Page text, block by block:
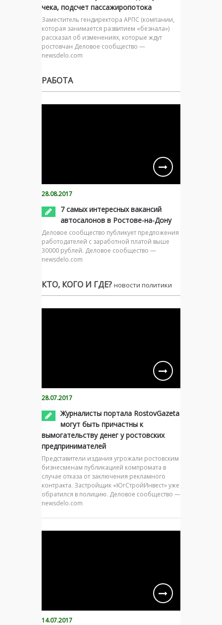
чека, подсчет пассажиропотока
Заместитель гендиректора АРПС (компании,
которая занимается развитием «безнала»)
рассказал об изменениях, которые ждут
ростовчан Деловое сообщество —
newsdelo.com
РАБОТА
28.08.2017
7 самых интересных вакансий
автосалонов в Ростове-на-Дону
Деловое сообщество публикует предложения
работодателей с заработной платой выше
30000 рублей. Деловое сообщество —
newsdelo.com
КТО, КОГО И ГДЕ? новости политики
28.07.2017
Журналисты портала RostovGazeta
могут быть причастны к
вымогательству денег у ростовских
предпринимателей
Представители издания угрожали ростовским
бизнесменам публикацией компромата в
случае отказа от заключения рекламного
контракта. Застройщик «ЮгСтройИнвест» уже
обратился в полицию. Деловое сообщество —
newsdelo.com
14.07.2017